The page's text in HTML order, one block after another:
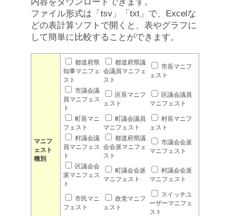
ファイル形式は「tsv」「txt」で、Excelな
どの表計算ソフトで開くと、表やグラフに
して簡単に比較することができます。
マニフ
ェスト
種別
都道府県
知事マニフェ
スト
都道府県議
会議員マニフェ
スト
市長マニフ
ェスト
市議会議
員マニフェス
ト
区長マニフ
ェスト
区議会議員
マニフェスト
町長マニ
フェスト
町議会議員
マニフェスト
村長マニフ
ェスト
村議会議
員マニフェス
ト
都道府県議
会会派マニフェ
スト
市議会会派
マニフェスト
区議会会
派マニフェス
ト
町議会会派
マニフェスト
村議会会派
マニフェスト
市民マニ
フェスト
政党マニフ
ェスト
スイッチユ
ーザーマニフェ
スト